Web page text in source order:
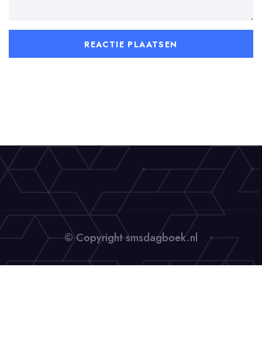
© Copyright smsdagboek.nl